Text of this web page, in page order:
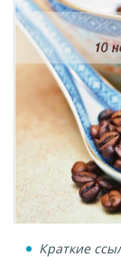
Краткие